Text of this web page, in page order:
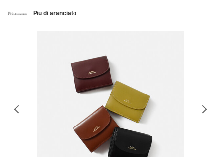
Piu di aranciato